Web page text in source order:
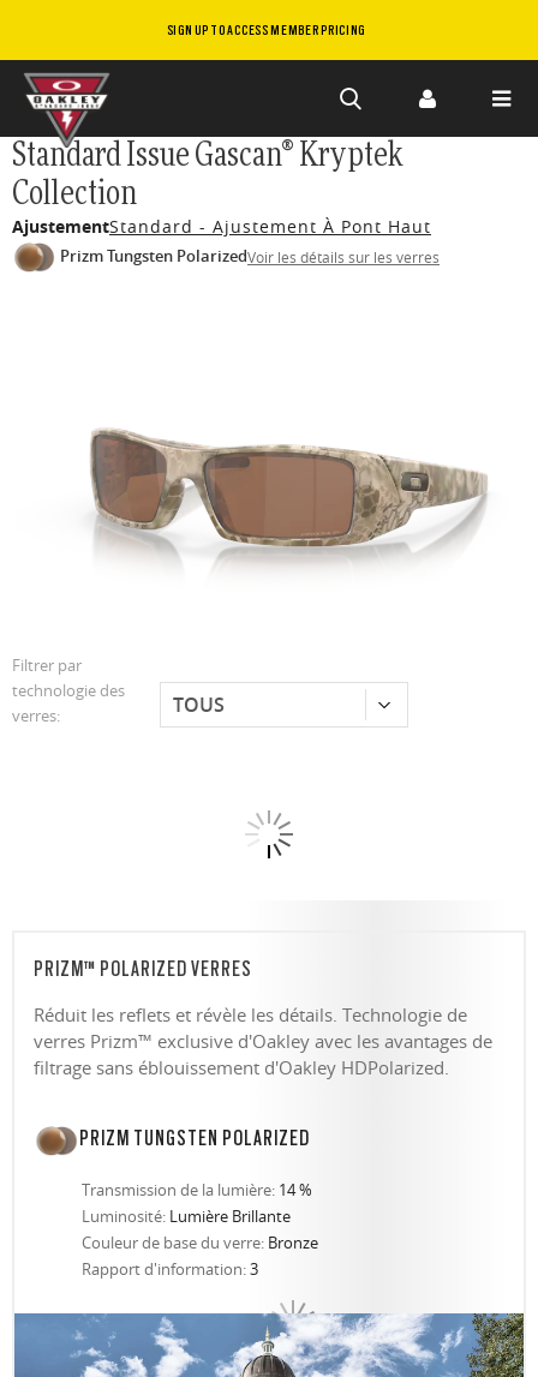
SIGN UP TO ACCESS MEMBER PRICING
Skip to
main
content
Standard Issue Gascan® Kryptek
Collection
AjustementStandard - Ajustement À Pont Haut
Prizm Tungsten PolarizedVoir les détails sur les verres
Filtrer par
technologie des
verres:
PRIZM™ POLARIZED VERRES
Réduit les reflets et révèle les détails. Technologie de
verres Prizm™ exclusive d'Oakley avec les avantages de
filtrage sans éblouissement d'Oakley HDPolarized.
PRIZM TUNGSTEN POLARIZED
Transmission de la lumière: 14 %
Luminosité: Lumière Brillante
Couleur de base du verre: Bronze
Rapport d'information:3